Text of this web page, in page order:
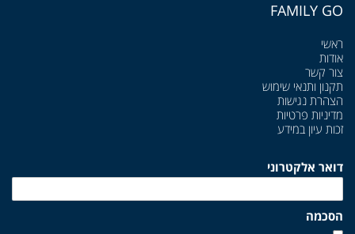
FAMILY GO
ראשי
אודות
צור קשר
תקנון ותנאי שימוש
הצהרת נגישות
מדיניות פרטיות
זכות עיון במידע
דואר אלקטרוני
הסכמה